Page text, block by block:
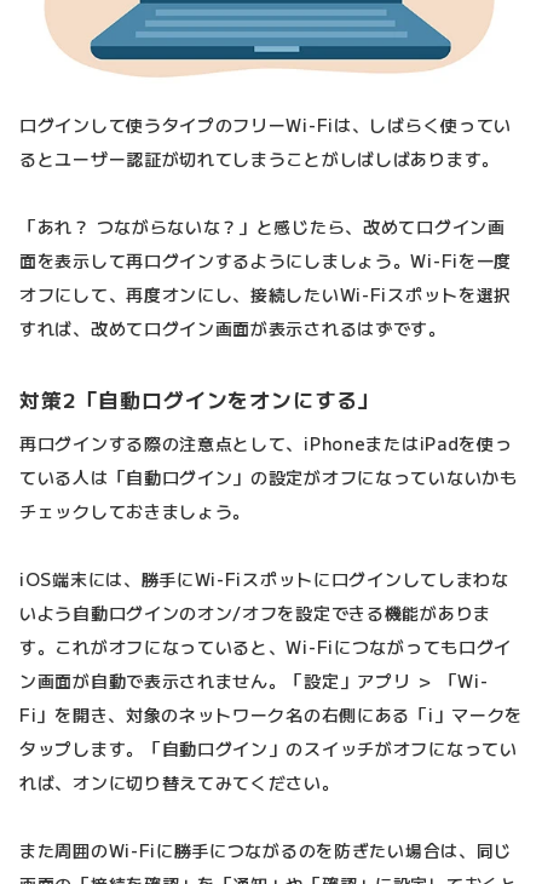
ログインして使うタイプのフリーWi-Fiは、しばらく使ってい
るとユーザー認証が切れてしまうことがしばしばあります。
「あれ？ つながらないな？」と感じたら、改めてログイン画
面を表示して再ログインするようにしましょう。Wi-Fiを一度
オフにして、再度オンにし、接続したいWi-Fiスポットを選択
すれば、改めてログイン画面が表示されるはずです。
対策2「自動ログインをオンにする」
再ログインする際の注意点として、iPhoneまたはiPadを使っ
ている人は「自動ログイン」の設定がオフになっていないかも
チェックしておきましょう。
iOS端末には、勝手にWi-Fiスポットにログインしてしまわな
いよう自動ログインのオン/オフを設定できる機能がありま
す。これがオフになっていると、Wi-Fiにつながってもログイ
ン画面が自動で表示されません。「設定」アプリ ＞ 「Wi-
Fi」を開き、対象のネットワーク名の右側にある「i」マークを
タップします。「自動ログイン」のスイッチがオフになってい
れば、オンに切り替えてみてください。
また周囲のWi-Fiに勝手につながるのを防ぎたい場合は、同じ